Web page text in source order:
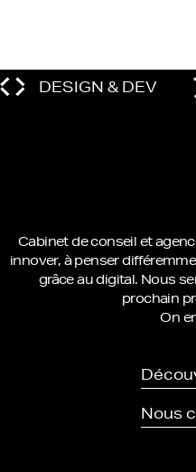
DESIGN & DEV
Cabinet de conseil et
innover, à penser
grâce au digital. Nous
prochain
On
Nous